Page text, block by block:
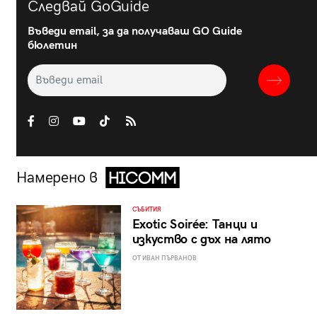
Следвай GoGuide
Въведи email, за да получаваш GO Guide
бюлетин
Намерено в
СЪБИТИЯ
Exotic Soirée: Танци и
изкуство с дъх на лято
ОТ ИВАН ПЪРВАНОВ